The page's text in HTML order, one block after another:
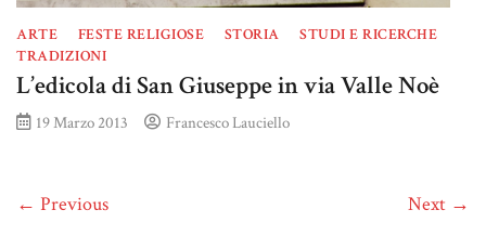
ARTE FESTE RELIGIOSE STORIA
STUDI E RICERCHE
TRADIZIONI
L’edicola di San Giuseppe in via Valle Noè
19 Marzo 2013 Francesco Lauciello
← Previous Next →